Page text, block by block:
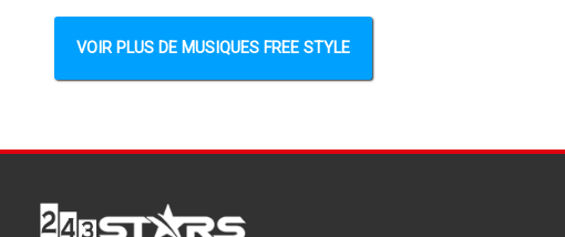
VOIR PLUS DE MUSIQUES FREE STYLE